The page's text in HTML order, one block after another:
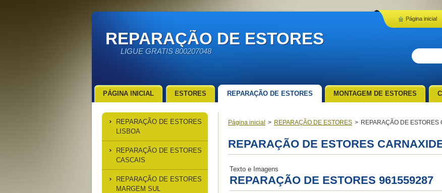
REPARAÇÃO DE ESTORES
LIGUE GRATIS 800207048
Página inicial > REPARAÇÃO DE ESTORES > REPARAÇÃO DE ESTORES
REPARAÇÃO DE ESTORES
Texto e Imagens
REPARAÇÃO DE ESTORES 961559287
REPARAÇÃO DE ESTORES
LISBOA
REPARAÇÃO DE ESTORES
CASCAIS
REPARAÇÃO DE ESTORES
MARGEM SUL
PÁGINA INICIAL ESTORES REPARAÇÃO DE ESTORES MONTAGEM DE ESTORES
Página inicial